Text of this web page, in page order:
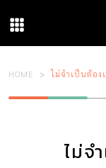
HOME ไม่จำเป็นต้อ
ไม่จ